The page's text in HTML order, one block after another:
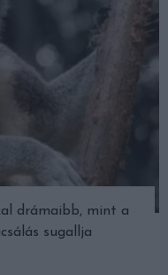
drámaibb, mint a
sugallja